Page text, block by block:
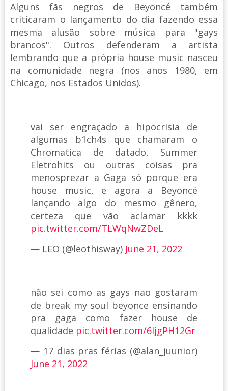
Alguns fãs negros de Beyoncé também
criticaram o lançamento do dia fazendo essa
mesma alusão sobre música para "gays
brancos". Outros defenderam a artista
lembrando que a própria house music nasceu
na comunidade negra (nos anos 1980, em
Chicago, nos Estados Unidos).
vai ser engraçado a hipocrisia de
algumas b1ch4s que chamaram o
Chromatica de datado, Summer
Eletrohits ou outras coisas pra
menosprezar a Gaga só porque era
house music, e agora a Beyoncé
lançando algo do mesmo gênero,
certeza que vão aclamar kkkk
pic.twitter.com/TLWqNwZDeL
— LEO (@leothisway) June 21, 2022
não sei como as gays nao gostaram
de break my soul beyonce ensinando
pra gaga como fazer house de
qualidade pic.twitter.com/6IjgPH12Gr
— 17 dias pras férias (@alan_juunior)
June 21, 2022